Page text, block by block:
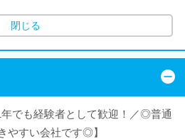
閉じる
でも経験者として歓迎！／◎普通
やすい会社です◎】